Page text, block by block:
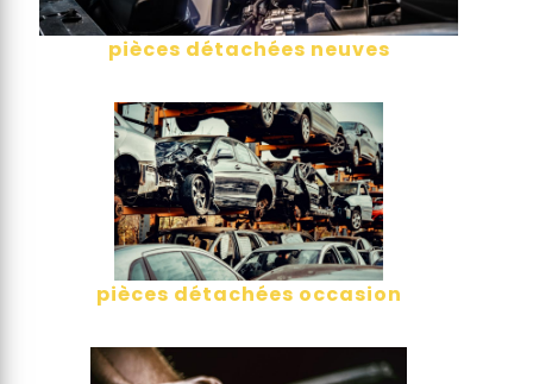
pièces détachées neuves
pièces détachées occasion